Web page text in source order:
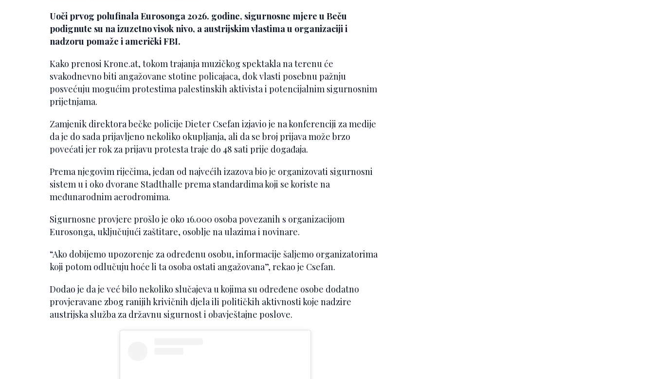
Uoči prvog polufinala Eurosonga 2026. godine, sigurnosne mjere u Beču
podignute su na izuzetno visok nivo, a austrijskim vlastima u organizaciji i
nadzoru pomaže i američki FBI.
Kako prenosi Krone.at, tokom trajanja muzičkog spektakla na terenu će
svakodnevno biti angažovane stotine policajaca, dok vlasti posebnu pažnju
posvećuju mogućim protestima palestinskih aktivista i potencijalnim sigurnosnim
prijetnjama.
Zamjenik direktora bečke policije Dieter Csefan izjavio je na konferenciji za medije
da je do sada prijavljeno nekoliko okupljanja, ali da se broj prijava može brzo
povećati jer rok za prijavu protesta traje do 48 sati prije događaja.
Prema njegovim riječima, jedan od najvećih izazova bio je organizovati sigurnosni
sistem u i oko dvorane Stadthalle prema standardima koji se koriste na
međunarodnim aerodromima.
Sigurnosne provjere prošlo je oko 16.000 osoba povezanih s organizacijom
Eurosonga, uključujući zaštitare, osoblje na ulazima i novinare.
“Ako dobijemo upozorenje za određenu osobu, informacije šaljemo organizatorima
koji potom odlučuju hoće li ta osoba ostati angažovana”, rekao je Csefan.
Dodao je da je već bilo nekoliko slučajeva u kojima su određene osobe dodatno
provjeravane zbog ranijih krivičnih djela ili političkih aktivnosti koje nadzire
austrijska služba za državnu sigurnost i obavještajne poslove.